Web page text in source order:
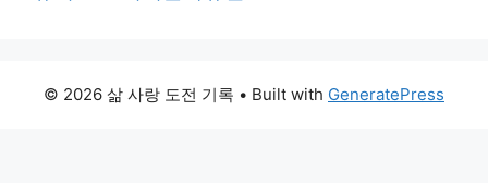
© 2026 삶 사랑 도전 기록 • Built with GeneratePress